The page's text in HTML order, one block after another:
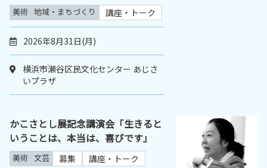
美術 地域・まちづくり 講座・トーク
2026年8月31日(月)
横浜市瀬谷区民文化センター あじさ
いプラザ
かこさとし展記念講演会「生きると
いうことは、本当は、喜びです」
美術 文芸 募集 講座・トーク